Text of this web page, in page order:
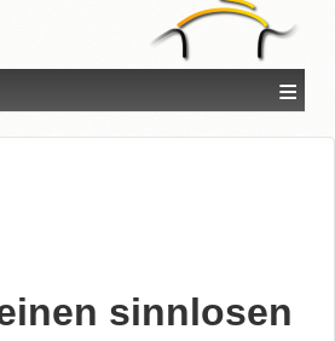
≡
sinnlosen